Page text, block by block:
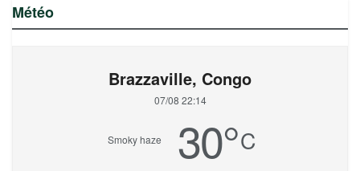
Météo
Brazzaville, Congo
07/08 22:14
Smoky haze 30°C